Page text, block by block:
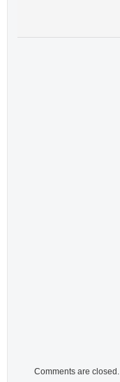
Comments are closed.